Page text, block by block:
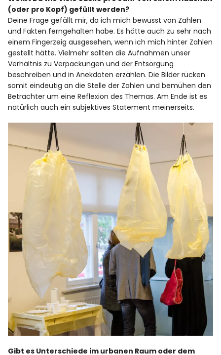
(oder pro Kopf) gefüllt werden?
Deine Frage gefällt mir, da ich mich bewusst von Zahlen
und Fakten ferngehalten habe. Es hätte auch zu sehr nach
einem Fingerzeig ausgesehen, wenn ich mich hinter Zahlen
gestellt hätte. Vielmehr sollten die Aufnahmen unser
Verhältnis zu Verpackungen und der Entsorgung
beschreiben und in Anekdoten erzählen. Die Bilder rücken
somit eindeutig an die Stelle der Zahlen und bemühen den
Betrachter um eine Reflexion des Themas. Am Ende ist es
natürlich auch ein subjektives Statement meinerseits.
Gibt es Unterschiede im urbanen Raum oder dem